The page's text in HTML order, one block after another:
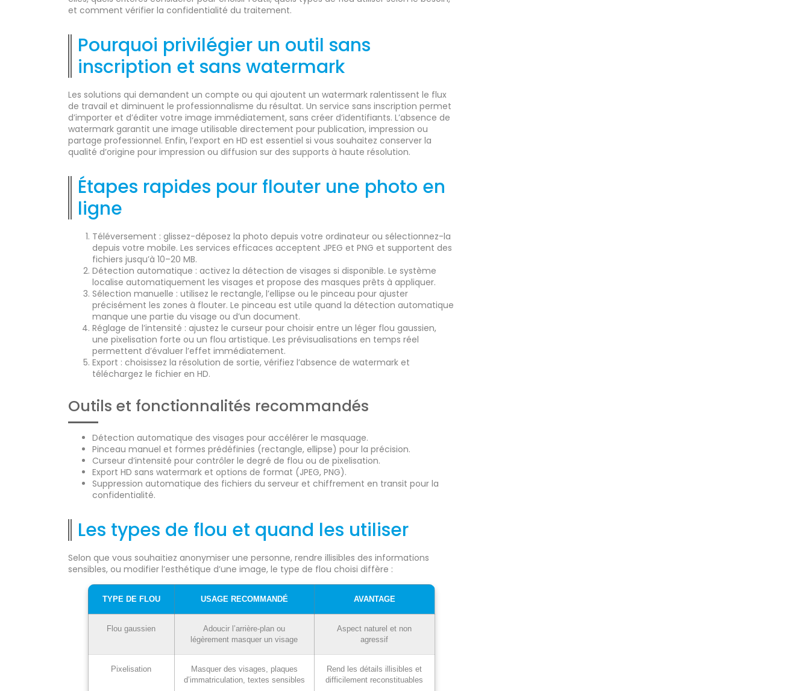
et comment vérifier la confidentialité du traitement.
Pourquoi privilégier un outil sans
inscription et sans watermark
Les solutions qui demandent un compte ou qui ajoutent un watermark ralentissent le flux
de travail et diminuent le professionnalisme du résultat. Un service sans inscription permet
d’importer et d’éditer votre image immédiatement, sans créer d’identifiants. L’absence de
watermark garantit une image utilisable directement pour publication, impression ou
partage professionnel. Enfin, l’export en HD est essentiel si vous souhaitez conserver la
qualité d’origine pour impression ou diffusion sur des supports à haute résolution.
Étapes rapides pour flouter une photo en
ligne
Téléversement : glissez-déposez la photo depuis votre ordinateur ou sélectionnez-la
depuis votre mobile. Les services efficaces acceptent JPEG et PNG et supportent des
fichiers jusqu’à 10–20 MB.
Détection automatique : activez la détection de visages si disponible. Le système
localise automatiquement les visages et propose des masques prêts à appliquer.
Sélection manuelle : utilisez le rectangle, l’ellipse ou le pinceau pour ajuster
précisément les zones à flouter. Le pinceau est utile quand la détection automatique
manque une partie du visage ou d’un document.
Réglage de l’intensité : ajustez le curseur pour choisir entre un léger flou gaussien,
une pixelisation forte ou un flou artistique. Les prévisualisations en temps réel
permettent d’évaluer l’effet immédiatement.
Export : choisissez la résolution de sortie, vérifiez l’absence de watermark et
téléchargez le fichier en HD.
Outils et fonctionnalités recommandés
Détection automatique des visages pour accélérer le masquage.
Pinceau manuel et formes prédéfinies (rectangle, ellipse) pour la précision.
Curseur d’intensité pour contrôler le degré de flou ou de pixelisation.
Export HD sans watermark et options de format (JPEG, PNG).
Suppression automatique des fichiers du serveur et chiffrement en transit pour la
confidentialité.
Les types de flou et quand les utiliser
Selon que vous souhaitiez anonymiser une personne, rendre illisibles des informations
sensibles, ou modifier l’esthétique d’une image, le type de flou choisi diffère :
TYPE DE FLOU USAGE RECOMMANDÉ AVANTAGE
Flou gaussien
Adoucir l’arrière-plan ou
légèrement masquer un visage
Aspect naturel et non
agressif
Pixelisation
Masquer des visages, plaques
d’immatriculation, textes sensibles
Rend les détails illisibles et
difficilement reconstituables